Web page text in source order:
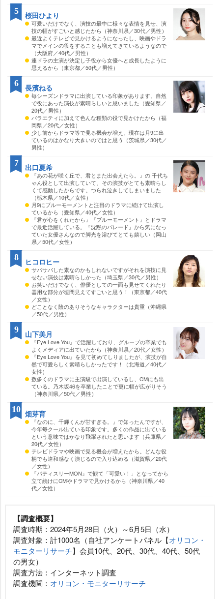
桜田ひより
可愛いだけでなく、演技の最中に様々な表情を見せ、演
技の幅がすごいと感じたから（神奈川県／30代／男性）
最近よくテレビで見かけるようになったし、映画やドラ
マでメインの役をすることも増えてきているようなので
（大阪府／40代／男性）
連ドラの主演が決定し子役から女優へと成長したように
思えるから（東京都／50代／男性）
5
長濱ねる
毎シーズンドラマに出演している印象があります。自然
で役にあった演技が素晴らしいと思いました（愛知県／
20代／男性）
バラエティに加えて色んな種類の役で見かけたから（福
岡県／20代／女性）
少し前からドラマ等で見る機会が増え、現在は月9に出
ているのはかなり大きいのではと思う（茨城県／30代／
男性）
6
出口夏希
『あの花が咲く丘で、君とまた出会えたら。』の 千代ち
ゃん役として出演していて、その演技がとても素晴らし
くて感動したからです。つられ泣きしてしまいました
（栃木県／10代／女性）
月9にブルーモーメントと注目のドラマに続けて出演し
ているから（愛知県／40代／女性）
『君が心をくれたから』『ブルーモーメント』とドラマ
で最近活躍している。『沈黙のパレード』から気になっ
ていた女優さんなので脚光を浴びてとても嬉しい（岡山
県／50代／女性）
7
ヒコロヒー
サバサバした素なのかもしれないですがそれを演技に見
せない演技は素晴らしかった（埼玉県／30代／男性）
お笑いだけでなく、俳優としての一面も見せてくれたり
器用な部分が垣間見えてすごいと思う！（東京都／40代
／女性）
どことなく陰のありそうなキャラクターは貴重（沖縄県
／50代／男性）
8
山下美月
『Eye Love You』で活躍しており、グループの卒業でも
よくメディアに出ていたから（神奈川県／20代／女性）
『Eye Love You』を見て初めてしりましたが、演技が自
然で可愛らしく素晴らしかったです！（北海道／40代／
女性）
数多くのドラマに主演級で出演しているし、CMにも出
ている。乃木坂46を卒業したことで更に幅が広がりそう
（神奈川県／50代／男性）
9
畑芽育
『なのに、千輝くんが甘すぎる。』で知ったんですが、
今年毎クール出ている印象です。多くの作品に出ている
という意味ではかなり飛躍されたと思います（兵庫県／
20代／女性）
テレビドラマや映画で見る機会が増えたから。どんな役
柄でも違和感なく演じるので入り込める（滋賀県／20代
／女性）
『パティスリーMON』で観て「可愛い！」となってから
立て続けにCMやドラマで見かけるから（神奈川県／40
代／女性）
10
【調査概要】
調査時期：2024年5月28日（火）～6月5日（水）
調査対象：計1000名（自社アンケートパネル【オリコン・
モニターリサーチ】会員10代、20代、30代、40代、50代
の男女）
調査方法：インターネット調査
調査機関： オリコン・モニターリサーチ